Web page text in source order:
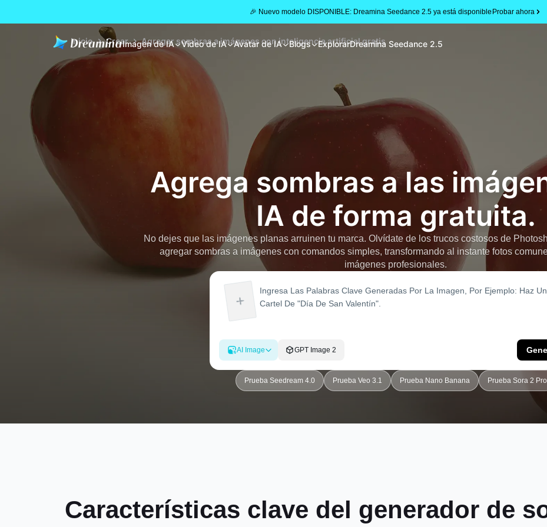
🎉 Nuevo modelo DISPONIBLE: Dreamina Seedance 2.5 ya está disponible Probar ahora
Imagen de IA Video de IA Avatar de IA Blogs ExplorarDreamina Seedance 2.5
Inicio Crear Agregar sombras a imágenes con inteligencia artificial gratis
Agrega sombras a las
IA de forma gratuita.
No dejes que las imágenes planas arruinen tu marca. Olvídate de los trucos costosos de
agregar sombras a imágenes con comandos simples, transformando al instante fotos
imágenes profesionales.
AI Image GPT Image 2
Prueba Seedream 4.0 Prueba Veo 3.1 Prueba Nano Banana Prueba Sora 2 Pro
Características clave del generador de